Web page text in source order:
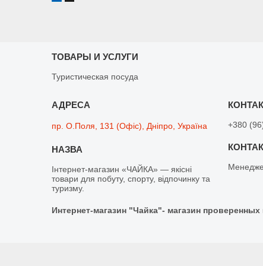
ТОВАРЫ И УСЛУГИ
Туристическая посуда
пр. О.Поля, 131 (Офіс), Дніпро, Україна
Інтернет-магазин «ЧАЙКА» — якісні
товари для побуту, спорту, відпочинку та
туризму.
+380
Интернет-магазин "Чайка"- магазин